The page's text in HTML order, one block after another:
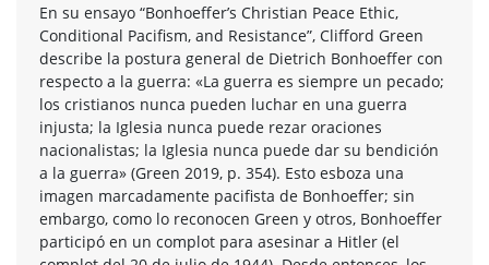
En su ensayo “Bonhoeffer’s Christian Peace Ethic,
Conditional Pacifism, and Resistance”, Clifford Green
describe la postura general de Dietrich Bonhoeffer con
respecto a la guerra: «La guerra es siempre un pecado;
los cristianos nunca pueden luchar en una guerra
injusta; la Iglesia nunca puede rezar oraciones
nacionalistas; la Iglesia nunca puede dar su bendición
a la guerra» (Green 2019, p. 354). Esto esboza una
imagen marcadamente pacifista de Bonhoeffer; sin
embargo, como lo reconocen Green y otros, Bonhoeffer
participó en un complot para asesinar a Hitler (el